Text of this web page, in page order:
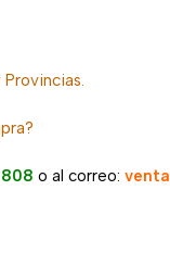
o al correo: